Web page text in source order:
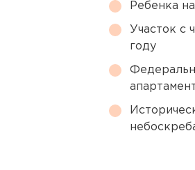
Ребенка
Участок с
году